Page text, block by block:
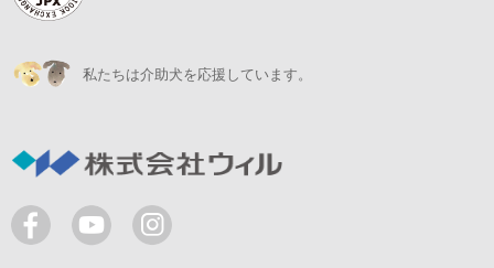
私たちは介助犬を応援しています。